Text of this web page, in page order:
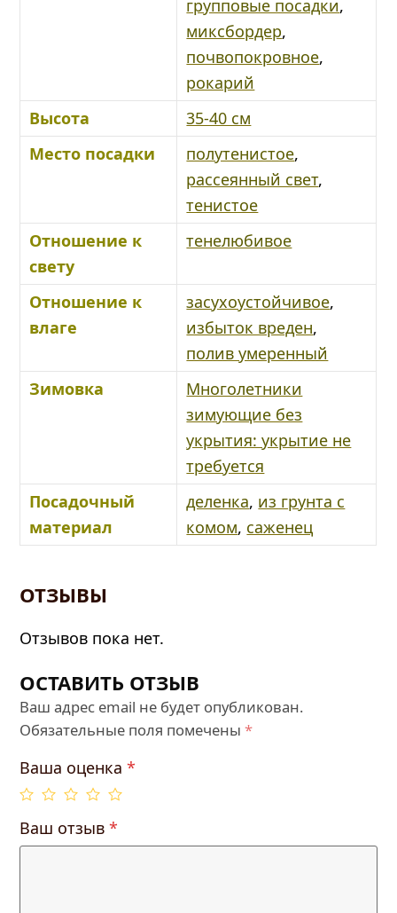
групповые посадки,
миксбордер,
почвопокровное,
рокарий
Высота
35-40 см
Место посадки
полутенистое,
рассеянный свет,
тенистое
Отношение к
свету
тенелюбивое
Отношение к
влаге
засухоустойчивое,
избыток вреден,
полив умеренный
Зимовка
Многолетники
зимующие без
укрытия: укрытие не
требуется
Посадочный
материал
деленка, из грунта с
комом, саженец
ОТЗЫВЫ
Отзывов пока нет.
ОСТАВИТЬ ОТЗЫВ
Ваш адрес email не будет опубликован.
Обязательные поля помечены*
Ваша оценка*
Ваш отзыв*